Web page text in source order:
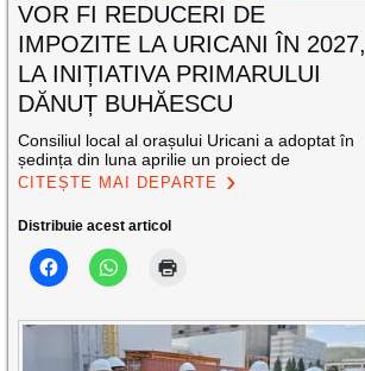
VOR FI REDUCERI DE
IMPOZITE LA URICANI ÎN 2027,
LA INIȚIATIVA PRIMARULUI
DĂNUȚ BUHĂESCU
Consiliul local al orașului Uricani a adoptat în
ședința din luna aprilie un proiect de
CITEȘTE MAI DEPARTE
Distribuie acest articol